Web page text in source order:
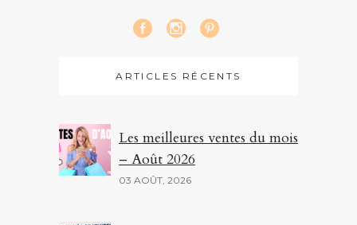
ARTICLES RÉCENTS
Les meilleures ventes du mois
– Août 2026
03 AOÛT, 2026